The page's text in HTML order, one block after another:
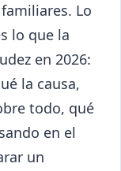
Lo
lo que la
en 2026:
la causa,
todo, qué
en el
un